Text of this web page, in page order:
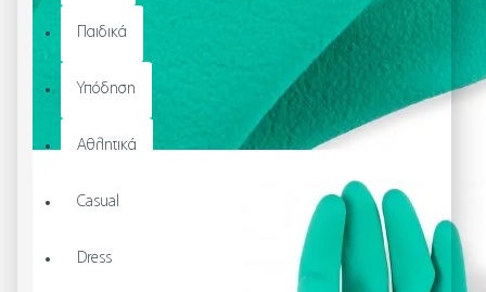
Παιδικά
Υπόδηση
Αθλητικά
Casual
Dress